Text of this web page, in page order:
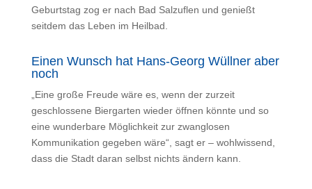
Geburtstag zog er nach Bad Salzuflen und genießt
seitdem das Leben im Heilbad.
Einen Wunsch hat Hans-Georg Wüllner aber
noch
„Eine große Freude wäre es, wenn der zurzeit
geschlossene Biergarten wieder öffnen könnte und so
eine wunderbare Möglichkeit zur zwanglosen
Kommunikation gegeben wäre“, sagt er – wohlwissend,
dass die Stadt daran selbst nichts ändern kann.